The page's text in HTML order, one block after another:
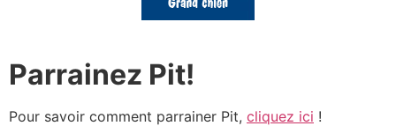
Parrainez Pit!
Pour savoir comment parrainer Pit, cliquez ici !